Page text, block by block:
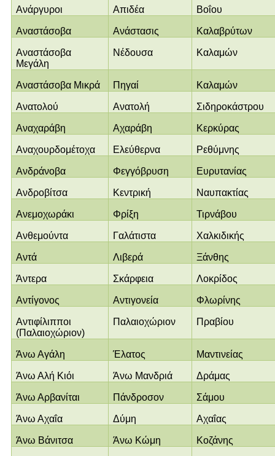
Ανάργυροι Απιδέα Βοΐου
Αναστάσοβα Ανάστασις Καλαβρύτων
Αναστάσοβα
Μεγάλη
Νέδουσα Καλαμών
Αναστάσοβα Μικρά Πηγαί Καλαμών
Ανατολού Ανατολή Σιδηροκάστρου
Αναχαράβη Αχαράβη Κερκύρας
Αναχουρδομέτοχα Ελεύθερνα Ρεθύμνης
Ανδράνοβα Φεγγόβρυση Ευρυτανίας
Ανδροβίτσα Κεντρική Ναυπακτίας
Ανεμοχωράκι Φρίξη Τιρνάβου
Ανθεμούντα Γαλάτιστα Χαλκιδικής
Αντά Λιβερά Ξάνθης
Άντερα Σκάρφεια Λοκρίδος
Αντίγονος Αντιγονεία Φλωρίνης
Αντιφίλιπποι
(Παλαιοχώριον)
Παλαιοχώριον Πραβίου
Άνω Αγάλη Έλατος Μαντινείας
Άνω Αλή Κιόι Άνω Μανδριά Δράμας
Άνω Αρβανίται Πάνδροσον Σάμου
Άνω Αχαΐα Δύμη Αχαΐας
Άνω Βάνιτσα Άνω Κώμη Κοζάνης